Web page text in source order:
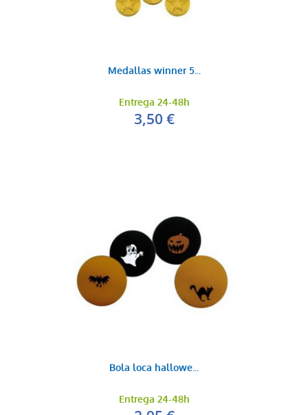
Medallas winner 5...
Entrega 24-48h
3,50 €
Bola loca hallowe...
Entrega 24-48h